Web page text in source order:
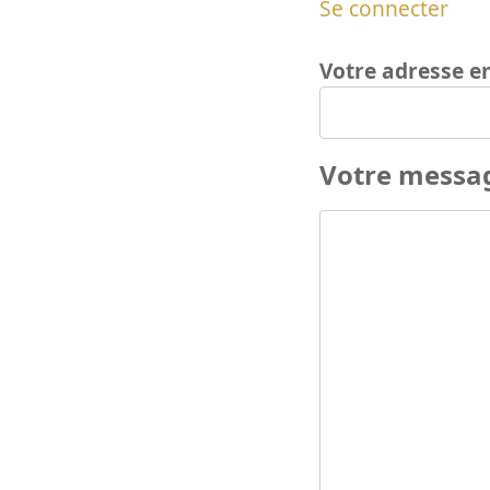
Se connecter
Votre adresse
Votre